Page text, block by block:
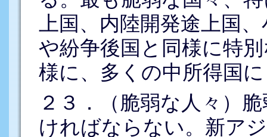
上国、内陸開発途上国
や紛争後国と同様に特
様に、多くの中所得国
２３．（脆弱な人々）
ければならない。新ア